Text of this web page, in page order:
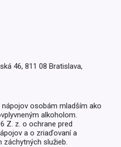
46, 811 08 Bratislava,
osobám mladším ako
alkoholom.
Z. z. o ochrane pred
a o zriaďovaní a
služieb.